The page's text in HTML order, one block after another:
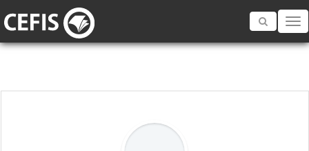
Toggle